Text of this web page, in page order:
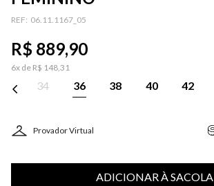
: 06.11.1167_05
R$ 889,90
6x de R$ 148,31
34 36 38 40 42
Provador Virtual
ADICIONAR À SACOLA